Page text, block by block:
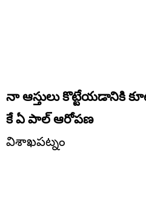
నా ఆస్తులు కొట్టేయడానికి
కే ఏ పాల్ ఆరోపణ
విశాఖపట్నం